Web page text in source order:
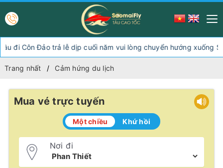
Đảo trả lễ dịp cuối năm vui lòng chuyển hướng xuống Sóc
Trang nhất Cảm hứng du lịch
Mua vé trực tuyến
Một chiều Khứ hồi
Nơi đi